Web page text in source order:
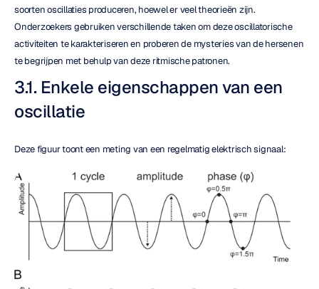
soorten oscillaties produceren, hoewel er veel theorieën zijn.
Onderzoekers gebruiken verschillende taken om deze oscillatorische
activiteiten te karakteriseren en proberen de mysteries van de hersenen
te begrijpen met behulp van deze ritmische patronen.
3.1. Enkele eigenschappen van een
oscillatie
Deze figuur toont een meting van een regelmatig elektrisch signaal: